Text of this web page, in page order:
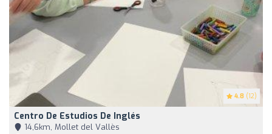
4.8 (12)
Centro De Estudios De Inglés
14,6km, Mollet del Vallès